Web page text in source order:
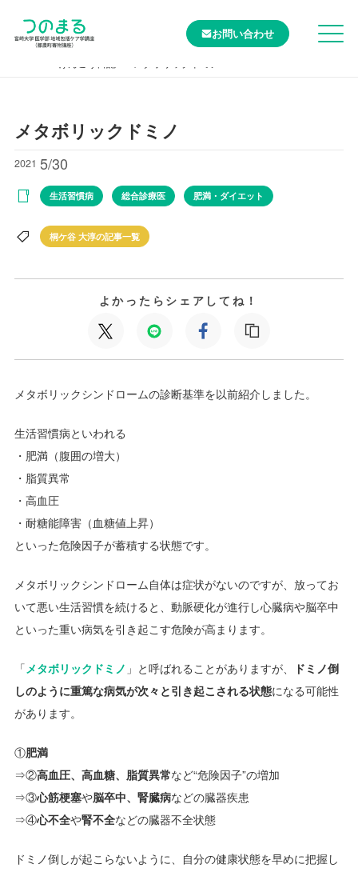
お問い合わせ
メタボリックドミノ
2021 5/30
生活習慣病 総合診療医 肥満・ダイエット
桐ケ谷 大淳の記事一覧
よかったらシェアしてね！
メタボリックシンドロームの診断基準を以前紹介しました。
生活習慣病といわれる
・肥満（腹囲の増大）
・脂質異常
・高血圧
・耐糖能障害（血糖値上昇）
といった危険因子が蓄積する状態です。
メタボリックシンドローム自体は症状がないのですが、放ってお
いて悪い生活習慣を続けると、動脈硬化が進行し心臓病や脳卒中
といった重い病気を引き起こす危険が高まります。
「メタボリックドミノ 」と呼ばれることがありますが、
ドミノ倒
しのように重篤な病気が次々と引き起こされる状態になる可能性
があります。
①肥満
⇒②高血圧、高血糖、脂質異常など“危険因子”の増加
⇒③心筋梗塞や脳卒中、腎臓病などの臓器疾患
⇒④心不全や腎不全などの臓器不全状態
ドミノ倒しが起こらないように、自分の健康状態を早めに把握し